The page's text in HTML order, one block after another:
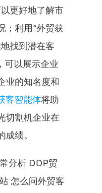
更好地了解市
；利用“外贸获
找到潜在客
可以展示企业
业的知名度和
客智能体将助
切割机企业在
绩。
分析 DDP贸
怎么问外贸客